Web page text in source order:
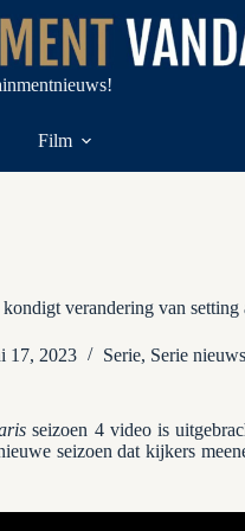
Film
verandering van setting
17, 2023 Serie, Serie nieuws
seizoen 4 video is
seizoen dat kijkers